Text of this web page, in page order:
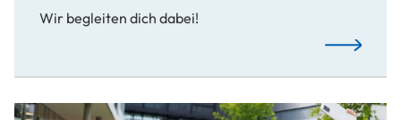
Wir begleiten dich dabei!
Mehr…